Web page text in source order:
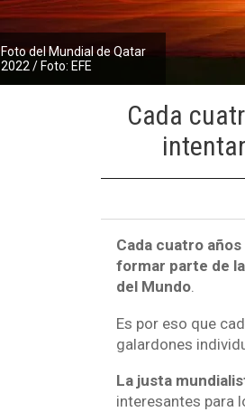
Foto del Mundial de Qatar
2022 / Foto: EFE
Cada
Cada cuatro
formar parte de
del Mundo.
Es por eso que
galardones
La justa
interesantes para